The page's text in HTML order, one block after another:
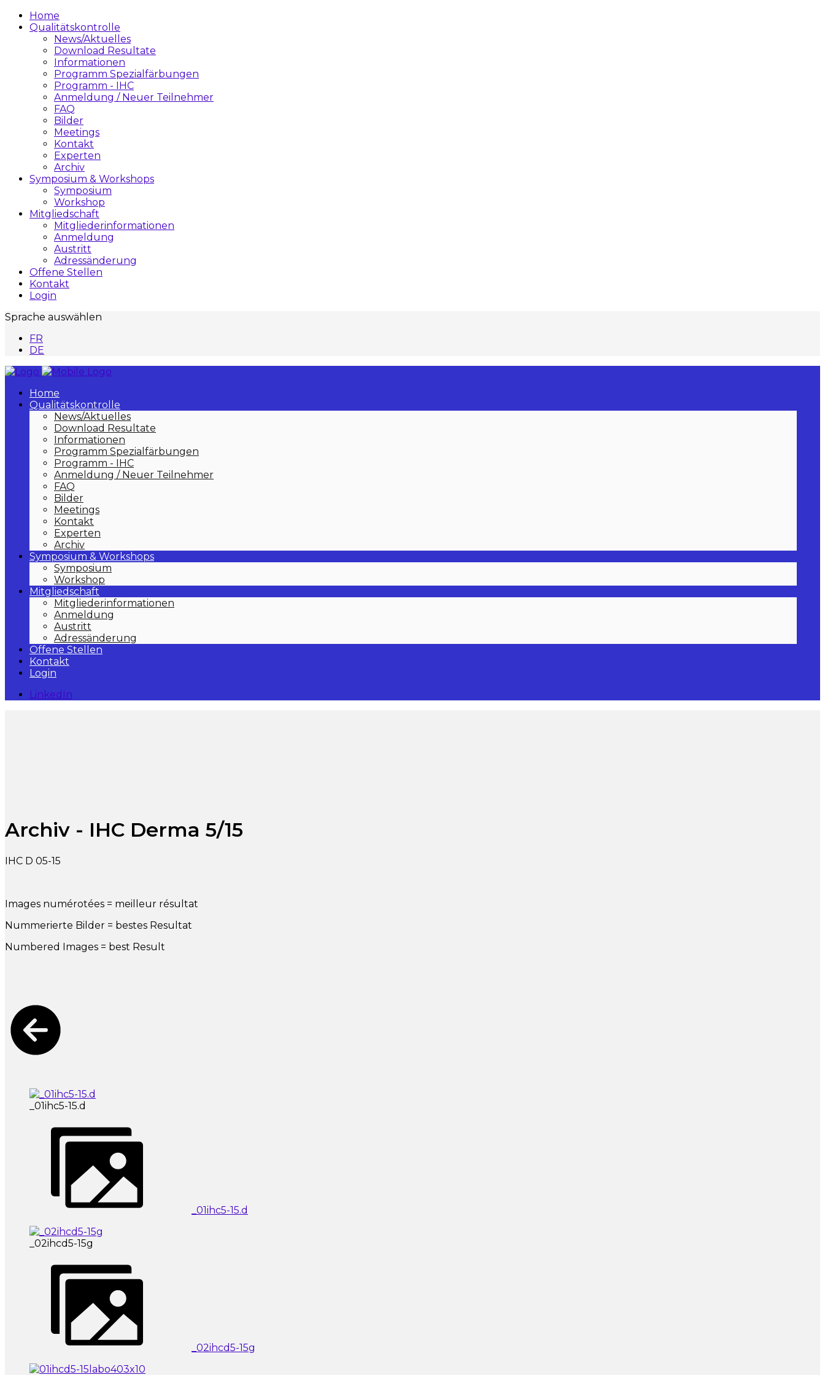
Home
Qualitätskontrolle
News/Aktuelles
Download Resultate
Informationen
Programm Spezialfärbungen
Programm - IHC
Anmeldung / Neuer Teilnehmer
FAQ
Bilder
Meetings
Kontakt
Experten
Archiv
Symposium & Workshops
Symposium
Workshop
Mitgliedschaft
Mitgliederinformationen
Anmeldung
Austritt
Adressänderung
Offene Stellen
Kontakt
Login
Sprache auswählen
FR
DE
Home
Qualitätskontrolle
News/Aktuelles
Download Resultate
Informationen
Programm Spezialfärbungen
Programm - IHC
Anmeldung / Neuer Teilnehmer
FAQ
Bilder
Meetings
Kontakt
Experten
Archiv
Symposium & Workshops
Symposium
Workshop
Mitgliedschaft
Mitgliederinformationen
Anmeldung
Austritt
Adressänderung
Offene Stellen
Kontakt
Login
LinkedIn
Archiv - IHC Derma 5/15
IHC D 05-15
Images numérotées = meilleur résultat
Nummerierte Bilder = bestes Resultat
Numbered Images = best Result
_01ihc5-15.d
_01ihc5-15.d
_02ihcd5-15g
_02ihcd5-15g